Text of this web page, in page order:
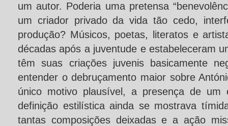
um autor. Poderia uma pretensa
um criador privado da vida tão cedo,
produção? Músicos, poetas, literatos e
décadas após a juventude e estabeleceram
têm suas criações juvenis basicamente
entender o debruçamento maior sobre
único motivo plausível, a presença de um
definição estilística ainda se mostrava
tantas composições deixadas e a ação